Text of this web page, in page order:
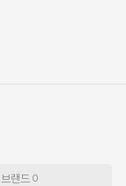
브랜드 0